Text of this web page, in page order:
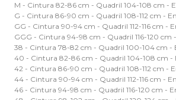
M - Cintura 82-86 cm - Quadril 104-108 cm -
G - Cintura 86-90 cm - Quadril 108-112 cm -
GG - Cintura 90-94 cm - Quadril 112-116 cm -
GGG - Cintura 94-98 cm - Quadril 116-120 cm
38 - Cintura 78-82 cm - Quadril 100-104 cm -
40 - Cintura 82-86 cm - Quadril 104-108 cm -
42 - Cintura 86-90 cm - Quadril 108-112 cm -
44 - Cintura 90-94 cm - Quadril 112-116 cm -
46 - Cintura 94-98 cm - Quadril 116-120 cm -